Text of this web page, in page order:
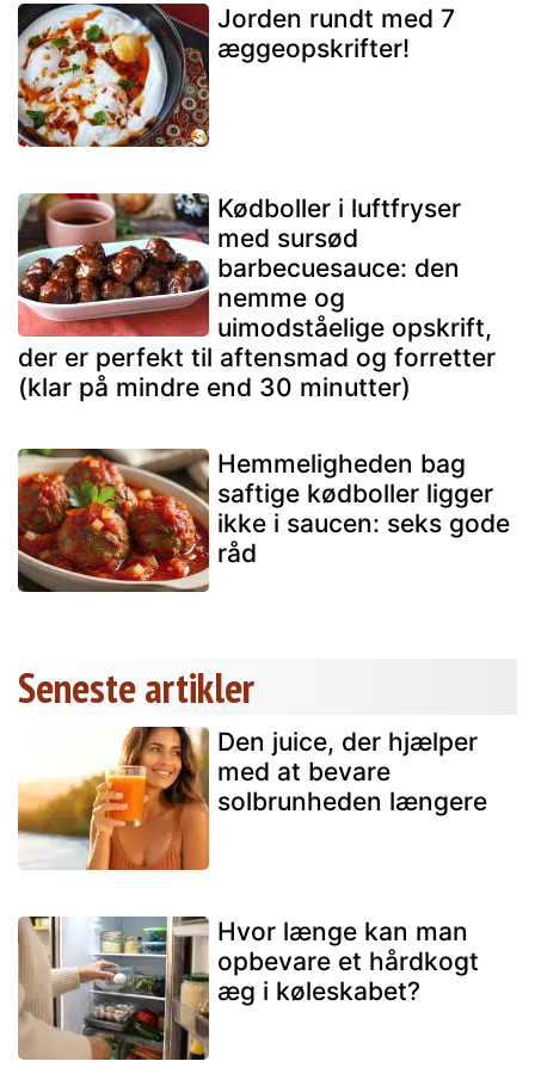
Jorden rundt med 7
æggeopskrifter!
Kødboller i luftfryser
med sursød
barbecuesauce: den
nemme og
uimodståelige opskrift,
der er perfekt til aftensmad og forretter
(klar på mindre end 30 minutter)
Hemmeligheden bag
saftige kødboller ligger
ikke i saucen: seks gode
råd
Seneste artikler
Den juice, der hjælper
med at bevare
solbrunheden længere
Hvor længe kan man
opbevare et hårdkogt
æg i køleskabet?